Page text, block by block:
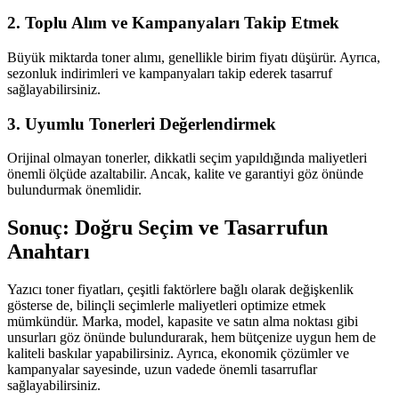
2. Toplu Alım ve Kampanyaları Takip Etmek
Büyük miktarda toner alımı, genellikle birim fiyatı düşürür. Ayrıca,
sezonluk indirimleri ve kampanyaları takip ederek tasarruf
sağlayabilirsiniz.
3. Uyumlu Tonerleri Değerlendirmek
Orijinal olmayan tonerler, dikkatli seçim yapıldığında maliyetleri
önemli ölçüde azaltabilir. Ancak, kalite ve garantiyi göz önünde
bulundurmak önemlidir.
Sonuç: Doğru Seçim ve Tasarrufun
Anahtarı
Yazıcı toner fiyatları, çeşitli faktörlere bağlı olarak değişkenlik
gösterse de, bilinçli seçimlerle maliyetleri optimize etmek
mümkündür. Marka, model, kapasite ve satın alma noktası gibi
unsurları göz önünde bulundurarak, hem bütçenize uygun hem de
kaliteli baskılar yapabilirsiniz. Ayrıca, ekonomik çözümler ve
kampanyalar sayesinde, uzun vadede önemli tasarruflar
sağlayabilirsiniz.